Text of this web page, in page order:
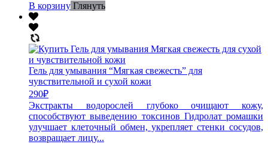
В корзину Глянуть
Гель для умывания “Мягкая свежесть” для
чувствительной и сухой кожи
290₽
Экстракты водорослей глубоко очищают кожу,
способствуют выведению токсинов Гидролат ромашки
улучшает клеточный обмен, укрепляет стенки сосудов,
возвращает лицу...